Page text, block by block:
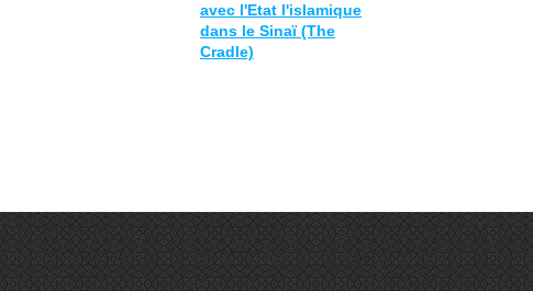
avec l'Etat l'islamique
dans le Sinaï (The
Cradle)